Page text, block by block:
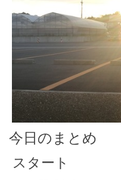
今日のまとめ
スタート